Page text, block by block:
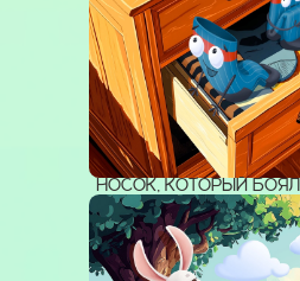
НОСОК, КОТОРЫЙ